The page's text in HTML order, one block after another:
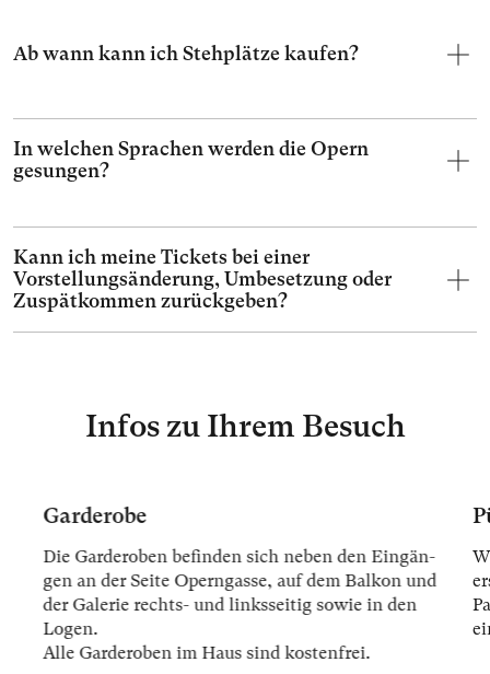
Ab wann kann ich Stehplätze kaufen?
In welchen Sprachen werden die Opern
gesungen?
Kann ich meine Tickets bei einer
Vorstellungsänderung, Umbesetzung oder
Zuspätkommen zurückgeben?
Infos zu Ihrem Besuch
Garderobe
Die Gar­der­oben be­fin­den sich ne­ben den Ein­gän­
gen an der Sei­te Opern­gas­se, auf dem Bal­kon und
der Ga­le­rie rechts- und links­sei­tig so­wie in den
Lo­gen.
Alle Gar­der­oben im Haus sind kos­ten­frei.